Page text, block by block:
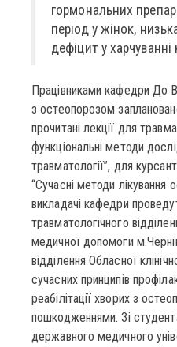
гормональних
період у жінок,
дефіцит у харчуванні
Працівниками кафедри До
з остеопорозом
прочитані лекції для
функціональні методи
травматології”, для
“Сучасні методи лікування
викладачі кафедри
травматологічного
медичної допомоги
відділення Обласної
сучасних принципів
реабілітації хворих з
пошкодженнями. Зі
державного медичного